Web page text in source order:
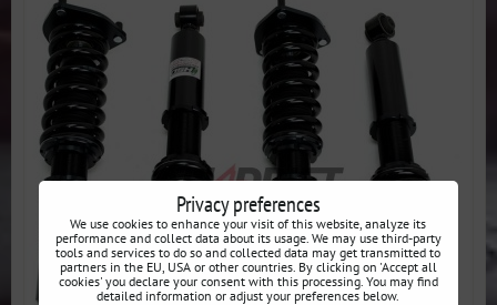
Privacy preferences
We use cookies to enhance your visit of this website, analyze its
performance and collect data about its usage. We may use third-party
tools and services to do so and collected data may get transmitted to
partners in the EU, USA or other countries. By clicking on 'Accept all
cookies' you declare your consent with this processing. You may find
detailed information or adjust your preferences below.